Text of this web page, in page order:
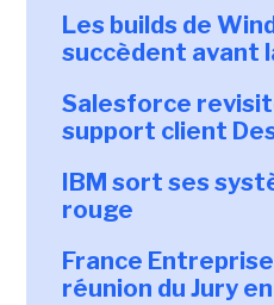
Les builds de
succèdent avant
Salesforce
support client
IBM sort ses
rouge
France
réunion du Jury